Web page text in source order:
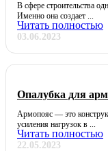
В сфере строительства
Именно она создает ...
Читать полностью
03.06.2023
Опалубка для
Армопояс — это
усиления нагрузок в ...
Читать полностью
22.05.2023